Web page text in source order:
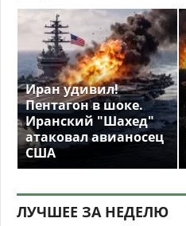
Иран удивил!
Пентагон в шоке.
Иранский "Шахед"
атаковал авианосец
США
ЛУЧШЕЕ ЗА НЕДЕЛЮ